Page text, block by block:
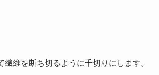
維を断ち切るように千切りにします。